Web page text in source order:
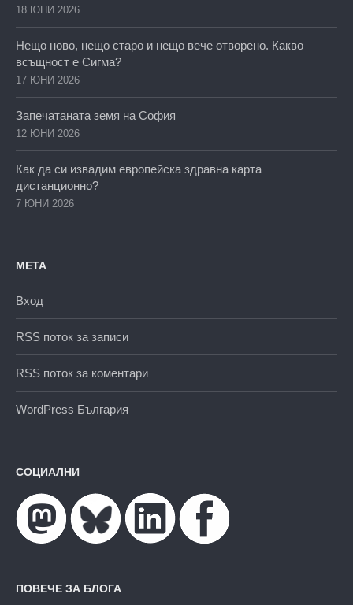
18 ЮНИ 2026
Нещо ново, нещо старо и нещо вече отворено. Какво
всъщност е Сигма?
17 ЮНИ 2026
Запечатаната земя на София
12 ЮНИ 2026
Как да си извадим европейска здравна карта
дистанционно?
7 ЮНИ 2026
МЕТА
Вход
RSS поток за записи
RSS поток за коментари
WordPress България
СОЦИАЛНИ
ПОВЕЧЕ ЗА БЛОГА